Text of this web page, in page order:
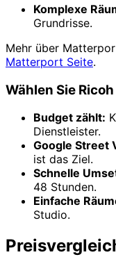
Komplexe
Grundrisse.
Mehr über
Matterport Seite.
Wählen Sie
Budget zählt:
Dienstleister.
Google Street
ist das Ziel.
Schnelle
48 Stunden.
Einfache
Studio.